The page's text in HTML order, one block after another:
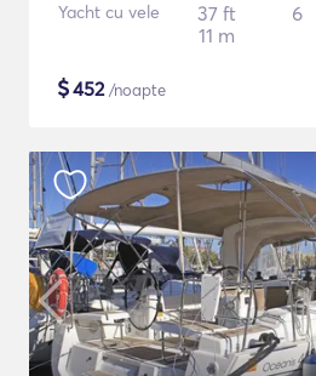
Yacht cu vele
37 ft
11 m
6
$452/noapte